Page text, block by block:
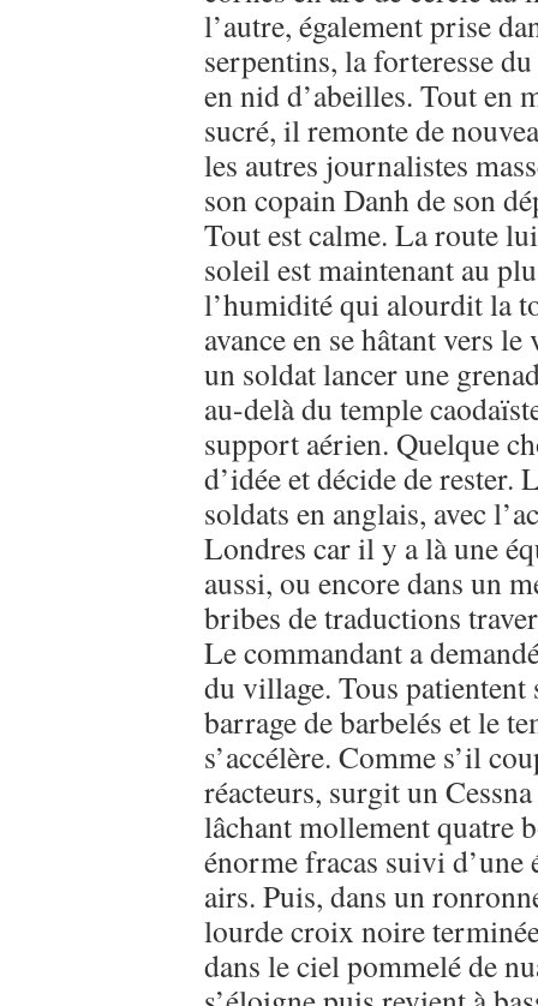
l’autre, également prise
serpentins, la forteresse
en nid d’abeilles. Tout en
sucré, il remonte de
les autres journalistes
son copain Danh de son
Tout est calme. La route
soleil est maintenant au
l’humidité qui alourdit la
avance en se hâtant vers
un soldat lancer une
au-delà du temple
support aérien. Quelque
d’idée et décide de
soldats en anglais, avec
Londres car il y a là une
aussi, ou encore dans un
bribes de traductions
Le commandant a
du village. Tous
barrage de barbelés et le
s’accélère. Comme s’il
réacteurs, surgit un Cessna
lâchant mollement quatre
énorme fracas suivi d’une
airs. Puis, dans un
lourde croix noire
dans le ciel pommelé de